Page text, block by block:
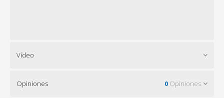
Vídeo
Opiniones 0 Opiniones